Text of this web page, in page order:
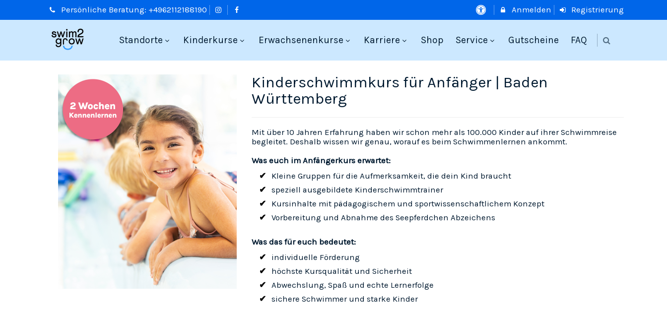
Persönliche Beratung: +4962112188190 Anmelden Registrierung
Standorte Kinderkurse Erwachsenenkurse Karriere Shop Service Gutscheine FAQ
Kinderschwimmkurs für Anfänger | Baden
Württemberg
Mit über 10 Jahren Erfahrung haben wir schon mehr als 100.000 Kinder auf ihrer Schwimmreise
begleitet. Deshalb wissen wir genau, worauf es beim Schwimmenlernen ankommt.
Was euch im Anfängerkurs erwartet:
Kleine Gruppen für die Aufmerksamkeit, die dein Kind braucht
speziell ausgebildete Kinderschwimmtrainer
Kursinhalte mit pädagogischem und sportwissenschaftlichem Konzept
Vorbereitung und Abnahme des Seepferdchen Abzeichens
Was das für euch bedeutet:
individuelle Förderung
höchste Kursqualität und Sicherheit
Abwechslung, Spaß und echte Lernerfolge
sichere Schwimmer und starke Kinder